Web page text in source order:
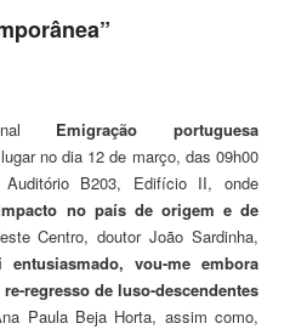
Emigração portuguesa
no dia 12 de março, das 09h00
B203, Edifício II, onde
no país de origem e de
Centro, doutor João Sardinha,
entusiasmado, vou-me embora
regresso de luso-descendentes
Paula Beja Horta, assim como,